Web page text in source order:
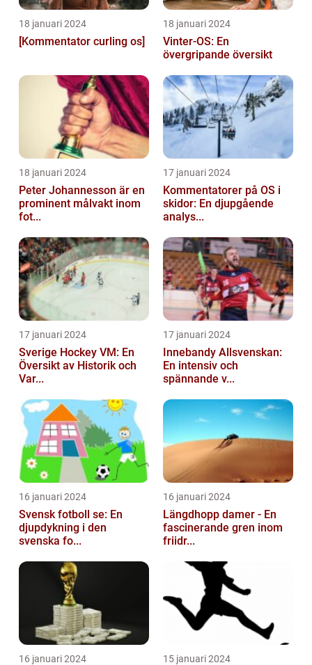
18 januari 2024
[Kommentator curling os]
18 januari 2024
Vinter-OS: En
övergripande översikt
18 januari 2024
Peter Johannesson är en
prominent målvakt inom
fot...
17 januari 2024
Kommentatorer på OS i
skidor: En djupgående
analys...
17 januari 2024
Sverige Hockey VM: En
Översikt av Historik och
Var...
17 januari 2024
Innebandy Allsvenskan:
En intensiv och
spännande v...
16 januari 2024
Svensk fotboll se: En
djupdykning i den
svenska fo...
16 januari 2024
Längdhopp damer - En
fascinerande gren inom
friidr...
16 januari 2024 15 januari 2024